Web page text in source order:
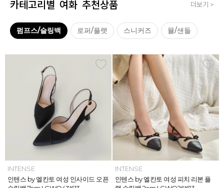
카테고리별 여화 추천상품 더보기 >
펌프스/슬링백 로퍼/플랫 스니커즈 뮬/샌들
INTENSE
인텐스 by 엘칸토 여성 위빙 스트랩
MAZZ
마쯔 by 엘칸토 여성 와이드 위빙 크
INTENSE
인텐스 by 엘칸토 여성 인사이드 오픈
INTENSE
인텐스 by 엘칸토 여성 피치 리본 플
MAZZ
마쯔 by 엘칸토 여성 미니버클 캐주얼
INTENSE
인텐스 by 엘칸토 여성 피치 리본 더
MAZZ
마쯔 by 엘칸토 여성 슈레이스 포인트
MAZZ
마쯔 by 엘칸토 여성 별자수 어글리
INTENSE
인텐스 by 엘칸토 여성 위빙 스트랩
MAZZ
마쯔 by 엘칸토 여성 와이드 위빙 크
INTENSE
인텐스 by 엘칸토 여성 인사이드 오픈
INTENSE
인텐스 by 엘칸토 여성 피치 리본 플